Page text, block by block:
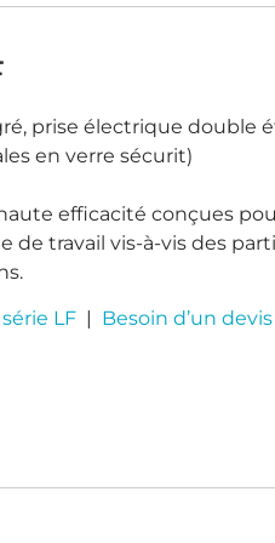
prise électrique double
en verre sécurit)
efficacité conçues
travail vis-à-vis des
LF | Besoin d’un